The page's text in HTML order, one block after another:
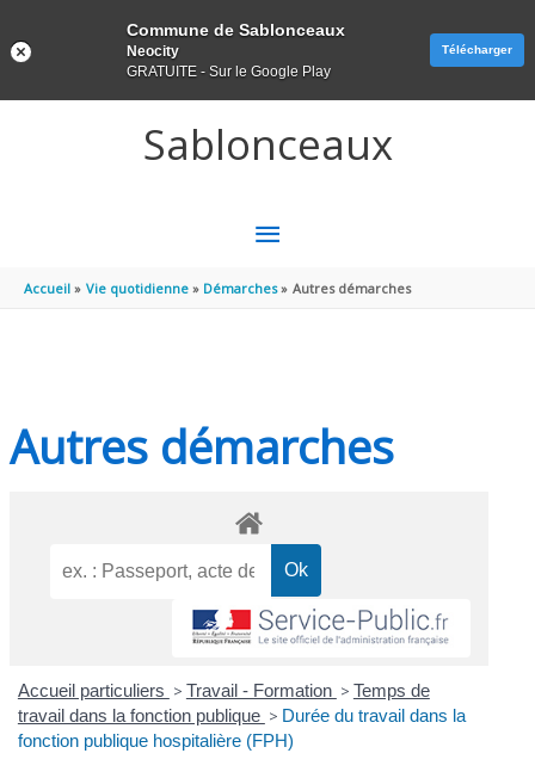
Sablonceaux
MENU
PRINCIPAL
Accueil Vie quotidienne Démarches Autres démarches
Autres démarches
Accueil particuliers > Travail - Formation > Temps de
travail dans la fonction publique > Durée du travail dans la
fonction publique hospitalière (FPH)
Commune de Sablonceaux
Neocity
GRATUITE - Sur le Google Play
Télécharger